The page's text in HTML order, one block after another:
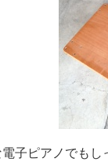
電子ピアノでも